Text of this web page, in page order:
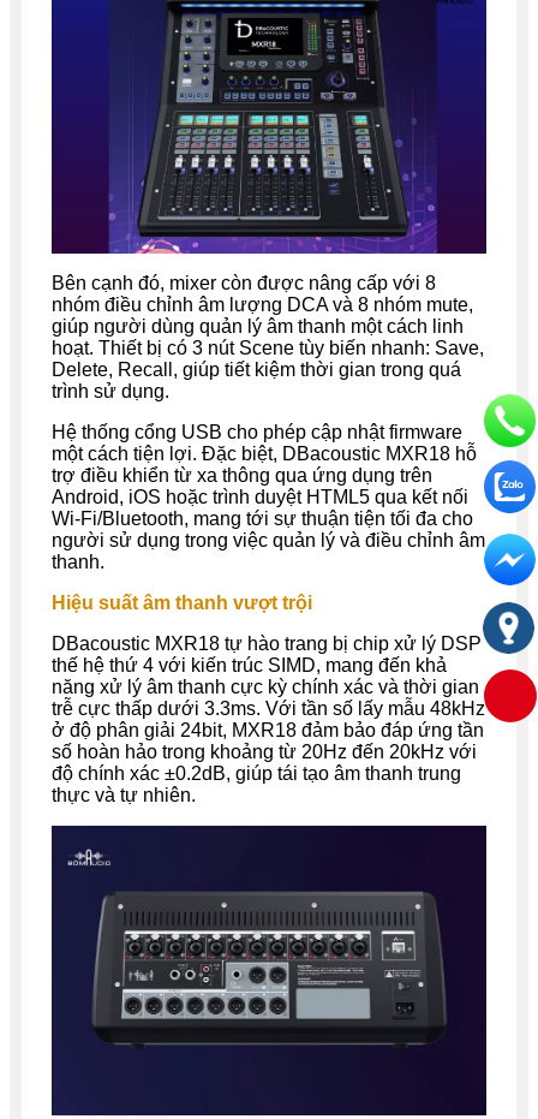
Bên cạnh đó, mixer còn được nâng cấp với 8
nhóm điều chỉnh âm lượng DCA và 8 nhóm mute,
giúp người dùng quản lý âm thanh một cách linh
hoạt. Thiết bị có 3 nút Scene tùy biến nhanh: Save,
Delete, Recall, giúp tiết kiệm thời gian trong quá
trình sử dụng.
Hệ thống cổng USB cho phép cập nhật firmware
một cách tiện lợi. Đặc biệt, DBacoustic MXR18 hỗ
trợ điều khiển từ xa thông qua ứng dụng trên
Android, iOS hoặc trình duyệt HTML5 qua kết nối
Wi-Fi/Bluetooth, mang tới sự thuận tiện tối đa cho
người sử dụng trong việc quản lý và điều chỉnh âm
thanh.
Hiệu suất âm thanh vượt trội
DBacoustic MXR18 tự hào trang bị chip xử lý DSP
thế hệ thứ 4 với kiến trúc SIMD, mang đến khả
năng xử lý âm thanh cực kỳ chính xác và thời gian
trễ cực thấp dưới 3.3ms. Với tần số lấy mẫu 48kHz
ở độ phân giải 24bit, MXR18 đảm bảo đáp ứng tần
số hoàn hảo trong khoảng từ 20Hz đến 20kHz với
độ chính xác ±0.2dB, giúp tái tạo âm thanh trung
thực và tự nhiên.